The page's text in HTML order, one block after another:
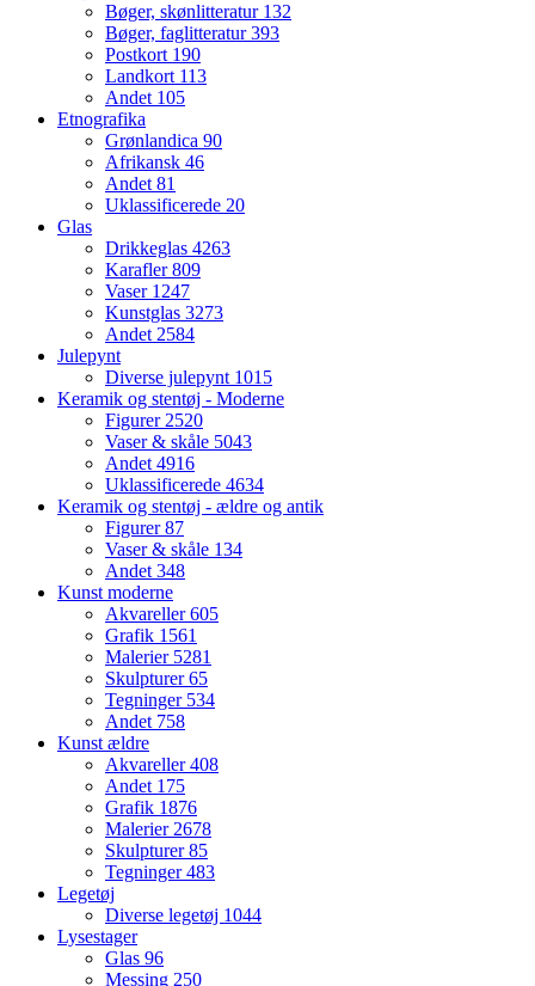
Bøger, skønlitteratur 132
Bøger, faglitteratur393
Postkort 190
Landkort 113
Andet 105
Etnografika
Grønlandica 90
Afrikansk 46
Andet 81
Uklassificerede 20
Glas
Drikkeglas 4263
Karafler809
Vaser 1247
Kunstglas 3273
Andet 2584
Julepynt
Diverse julepynt 1015
Keramik og stentøj - Moderne
Figurer 2520
Vaser & skåle 5043
Andet 4916
Uklassificerede 4634
Keramik og stentøj - ældre og antik
Figurer87
Vaser & skåle 134
Andet 348
Kunst moderne
Akvareller605
Grafik 1561
Malerier 5281
Skulpturer65
Tegninger 534
Andet 758
Kunst ældre
Akvareller408
Andet 175
Grafik 1876
Malerier 2678
Skulpturer85
Tegninger483
Legetøj
Diverse legetøj 1044
Lysestager
Glas 96
Messing 250